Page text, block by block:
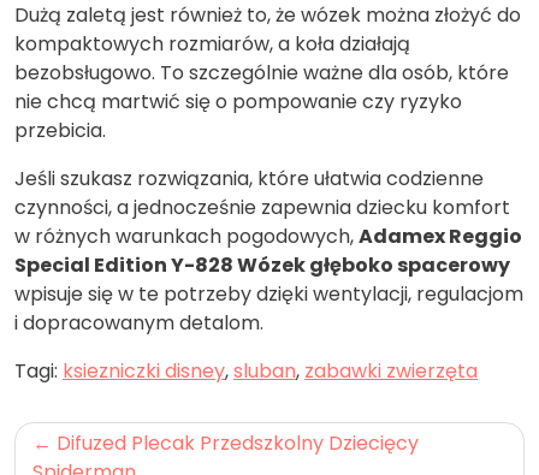
Dużą zaletą jest również to, że wózek można złożyć do
kompaktowych rozmiarów, a koła działają
bezobsługowo. To szczególnie ważne dla osób, które
nie chcą martwić się o pompowanie czy ryzyko
przebicia.
Jeśli szukasz rozwiązania, które ułatwia codzienne
czynności, a jednocześnie zapewnia dziecku komfort
w różnych warunkach pogodowych,Adamex Reggio
Special Edition Y-828 Wózek głęboko spacerowy
wpisuje się w te potrzeby dzięki wentylacji, regulacjom
i dopracowanym detalom.
Tagi: ksiezniczki disney,sluban, zabawki zwierzęta
Nawigacja
Difuzed Plecak Przedszkolny Dziecięcy